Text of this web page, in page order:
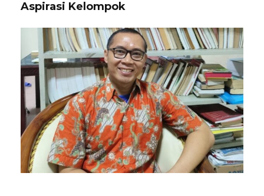
Aspirasi Kelompok